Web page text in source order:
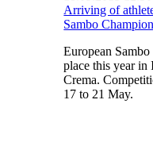
Arriving of
Sambo
European
place this year
Crema.
17 to 21 May.